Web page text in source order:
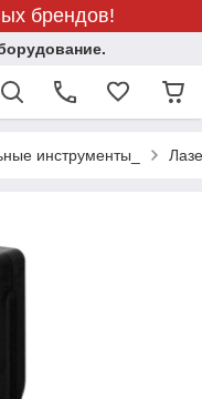
брендов!
инструменты_